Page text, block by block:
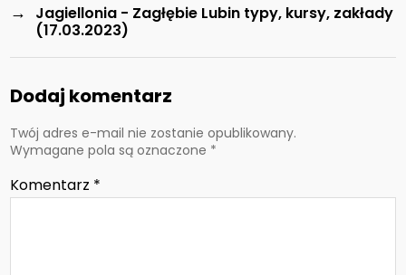
→
Jagiellonia - Zagłębie Lubin typy, kursy, zakłady
(17.03.2023)
Dodaj komentarz
Twój adres e-mail nie zostanie opublikowany.
Wymagane pola są oznaczone *
Komentarz *